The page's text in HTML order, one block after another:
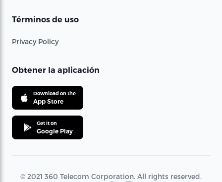
Términos de uso
Privacy Policy
Obtener la aplicación
Download on the
App Store
Get it on
Google Play
© 2021 360 Telecom Corporation. All rights reserved.